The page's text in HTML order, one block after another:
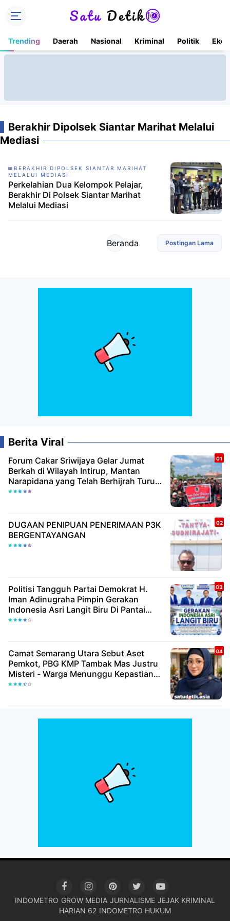
Trending Daerah Nasional Kriminal Politik
Berakhir Dipolsek Siantar Marihat Melalui
Mediasi
BERAKHIR DIPOLSEK SIANTAR MARIHAT
MELALUI MEDIASI
Perkelahian Dua Kelompok Pelajar,
Berakhir Di Polsek Siantar Marihat
Melalui Mediasi
Postingan Lama
Beranda
Berita Viral
Forum Cakar Sriwijaya Gelar Jumat
Berkah di Wilayah Intirup, Mantan
Narapidana yang Telah Berhijrah Turut
Berbagi Kebaikan
DUGAAN PENIPUAN PENERIMAAN P3K
BERGENTAYANGAN
Politisi Tangguh Partai Demokrat H.
Iman Adinugraha Pimpin Gerakan
Indonesia Asri Langit Biru Di Pantai
Citepus
Camat Semarang Utara Sebut Aset
Pemkot, PBG KMP Tambak Mas Justru
Misteri - Warga Menunggu Kepastian
Hukum
INDOMETRO GROW MEDIA JURNALISME JEJAK KRIMINAL
HARIAN 62 INDOMETRO HUKUM